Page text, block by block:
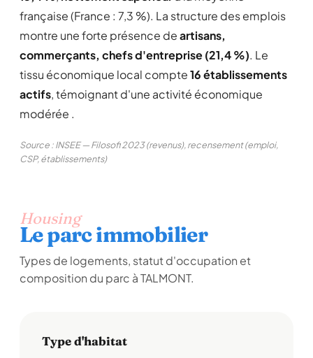
française (France : 7,3 %). La structure des emplois
montre une forte présence deartisans,
commerçants, chefs d'entreprise (21,4 %). Le
tissu économique local compte16 établissements
actifs, témoignant d'une activité économique
modérée .
Source : INSEE — Filosofi 2023 (revenus), recensement (emploi,
CSP, établissements)
Housing
Le parc immobilier
Types de logements, statut d'occupation et
composition du parc à TALMONT.
Type d'habitat